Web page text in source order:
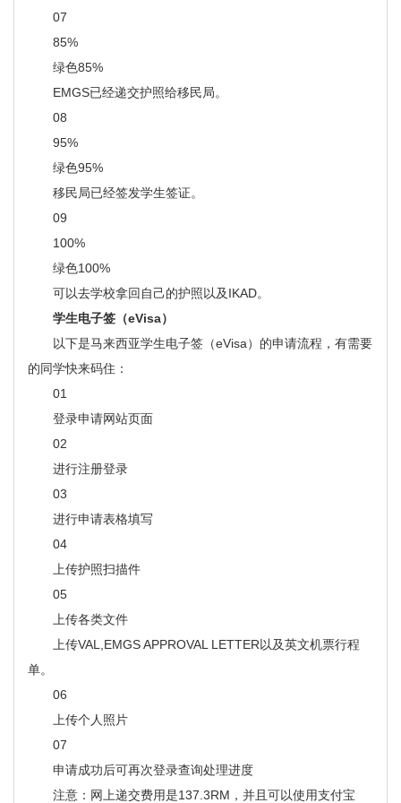
07
85%
绿色85%
EMGS已经递交护照给移民局。
08
95%
绿色95%
移民局已经签发学生签证。
09
100%
绿色100%
可以去学校拿回自己的护照以及IKAD。
学生电子签（eVisa）
以下是马来西亚学生电子签（eVisa）的申请流程，有需要
的同学快来码住：
01
登录申请网站页面
02
进行注册登录
03
进行申请表格填写
04
上传护照扫描件
05
上传各类文件
上传VAL,EMGS APPROVAL LETTER以及英文机票行程
单。
06
上传个人照片
07
申请成功后可再次登录查询处理进度
注意：网上递交费用是137.3RM，并且可以使用支付宝